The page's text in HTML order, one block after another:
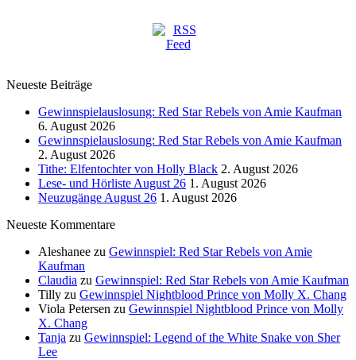
Neueste Beiträge
Gewinnspielauslosung: Red Star Rebels von Amie Kaufman
6. August 2026
Gewinnspielauslosung: Red Star Rebels von Amie Kaufman
2. August 2026
Tithe: Elfentochter von Holly Black 2. August 2026
Lese- und Hörliste August 26 1. August 2026
Neuzugänge August 26 1. August 2026
Neueste Kommentare
Aleshanee zu Gewinnspiel: Red Star Rebels von Amie
Kaufman
Claudia zu Gewinnspiel: Red Star Rebels von Amie Kaufman
Tilly zu Gewinnspiel Nightblood Prince von Molly X. Chang
Viola Petersen zu Gewinnspiel Nightblood Prince von Molly
X. Chang
Tanja zu Gewinnspiel: Legend of the White Snake von Sher
Lee